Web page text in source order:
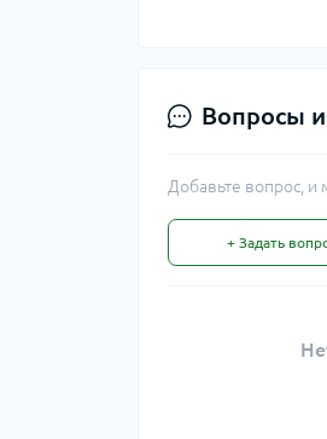
Вопросы
Добавьте вопрос,
+ Задать